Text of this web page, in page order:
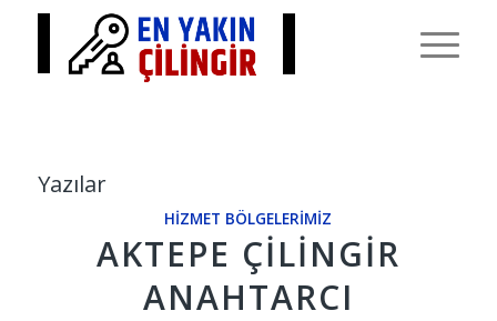
Yazılar
HIZMET BÖLGELERIMIZ
AKTEPE ÇILINGIR
ANAHTARCI